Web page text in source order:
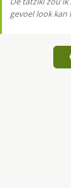
gevoel look kan